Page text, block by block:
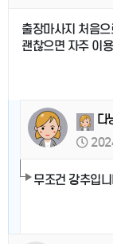
출장마사지 처음
괜찮으면 자주 이
다
무조건 강추입